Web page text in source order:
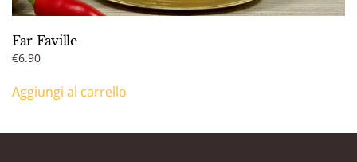
Far Faville
€6.90
Aggiungi al carrello